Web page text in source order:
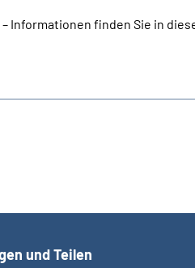
Informationen finden Sie in
und Teilen